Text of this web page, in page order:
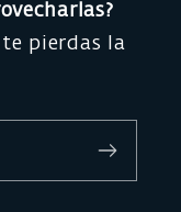
pierdas la